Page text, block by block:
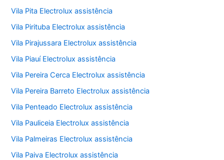
Vila Pita Electrolux assistência
Vila Pirituba Electrolux assistência
Vila Pirajussara Electrolux assistência
Vila Piauí Electrolux assistência
Vila Pereira Cerca Electrolux assistência
Vila Pereira Barreto Electrolux assistência
Vila Penteado Electrolux assistência
Vila Pauliceia Electrolux assistência
Vila Palmeiras Electrolux assistência
Vila Paiva Electrolux assistência